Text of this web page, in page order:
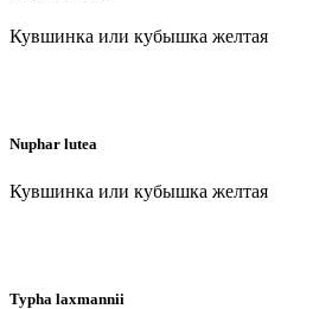
Кувшинка или кубышка желтая
Nuphar lutea
Кувшинка или кубышка желтая
Typha laxmannii